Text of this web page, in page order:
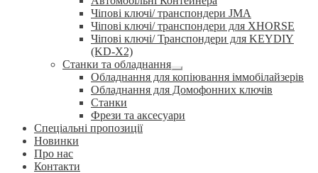
вкладене
меню
Чіпові ключі/ транспондери JMA
Чіпові ключі/ транспондери для XHORSE
Чіпові ключі/ Транспондери для KEYDIY
(KD-X2)
Станки та обладнання
Розгорнуте
вкладене
меню
Обладнання для копіювання іммобілайзерів
Обладнання для Домофонних ключів
Станки
Фрези та аксесуари
Спеціальні пропозиції
Новинки
Про нас
Контакти